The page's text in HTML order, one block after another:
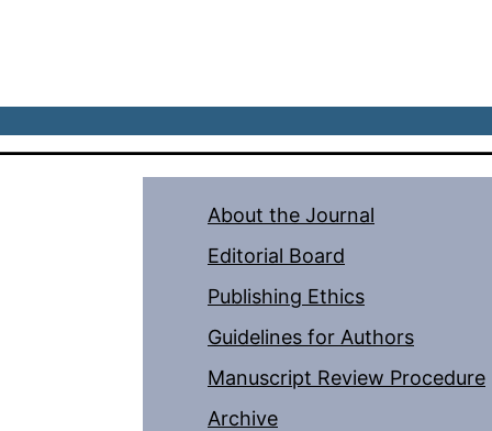
About the Journal
Editorial Board
Publishing Ethics
Guidelines for Authors
Manuscript Review Procedure
Archive